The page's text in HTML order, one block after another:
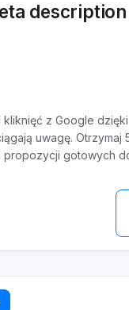
description
z Google
uwagę. Otrzymaj
propozycji gotowych